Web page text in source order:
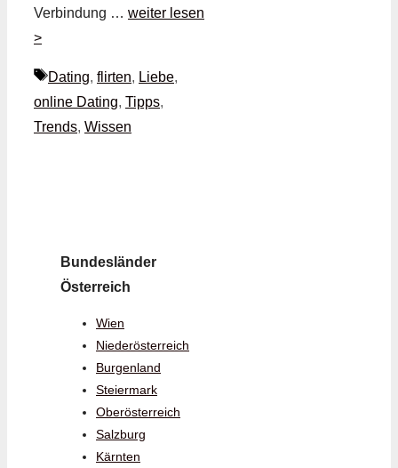
Verbindung … weiter lesen
>
Schlagwörter
Dating, flirten, Liebe,
online Dating, Tipps,
Trends, Wissen
Bundesländer
Österreich
Wien
Niederösterreich
Burgenland
Steiermark
Oberösterreich
Salzburg
Kärnten